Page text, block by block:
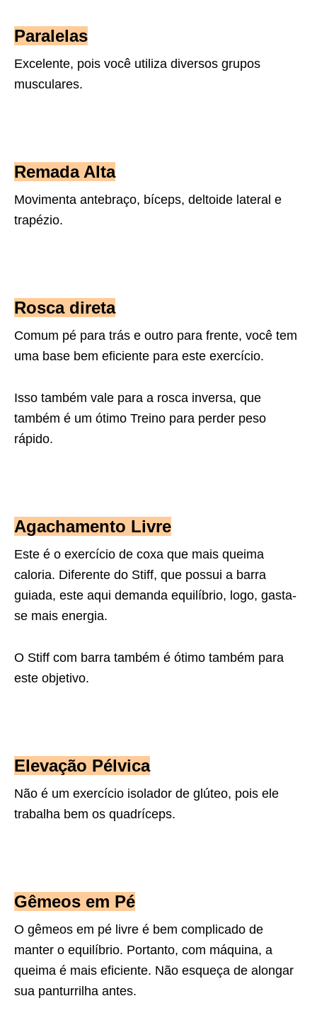
Paralelas
Excelente, pois você utiliza diversos grupos
musculares.
Remada Alta
Movimenta antebraço, bíceps, deltoide lateral e
trapézio.
Rosca direta
Comum pé para trás e outro para frente, você tem
uma base bem eficiente para este exercício.
Isso também vale para a rosca inversa, que
também é um ótimo Treino para perder peso
rápido.
Agachamento Livre
Este é o exercício de coxa que mais queima
caloria. Diferente do Stiff, que possui a barra
guiada, este aqui demanda equilíbrio, logo, gasta-
se mais energia.
O Stiff com barra também é ótimo também para
este objetivo.
Elevação Pélvica
Não é um exercício isolador de glúteo, pois ele
trabalha bem os quadríceps.
Gêmeos em Pé
O gêmeos em pé livre é bem complicado de
manter o equilíbrio. Portanto, com máquina, a
queima é mais eficiente. Não esqueça de alongar
sua panturrilha antes.